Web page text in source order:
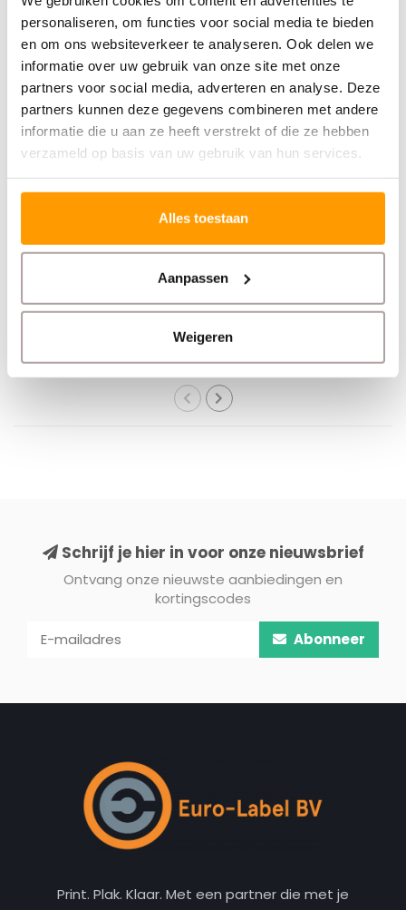
personaliseren, om functies voor social media te bieden
en om ons websiteverkeer te analyseren. Ook delen we
informatie over uw gebruik van onze site met onze
partners voor social media, adverteren en analyse. Deze
partners kunnen deze gegevens combineren met andere
informatie die u aan ze heeft verstrekt of die ze hebben
verzameld op basis van uw gebruik van hun services.
Alles toestaan
Aanpassen
Weigeren
DATALOGIC DATALOGIC
Slot Oplaadstation
€94,00
Stukprijs: €94,00 /
Schrijf je hier in voor onze nieuwsbrief
Ontvang onze nieuwste aanbiedingen en
kortingscodes
Abonneer
Print. Plak. Klaar. Met een partner die met je